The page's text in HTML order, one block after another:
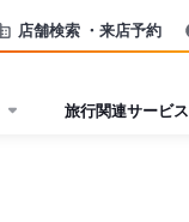
店舗検索 ・来店予約
旅行関連サービス